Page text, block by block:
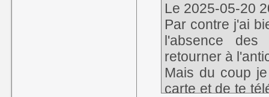
Le 2025-05-20
Par contre j'ai
l'absence des
retourner à
Mais du coup
carte et de te